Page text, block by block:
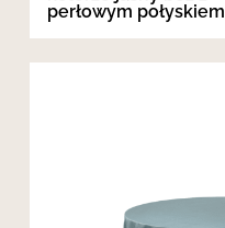
perłowym połyskiem